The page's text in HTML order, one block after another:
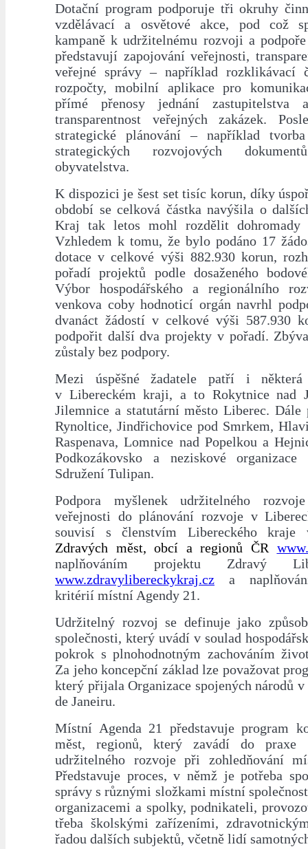
Dotační program podporuje tři okruhy
vzdělávací a osvětové akce, pod což
kampaně k udržitelnému rozvoji a
představují zapojování veřejnosti,
veřejné správy – například rozklikávací
rozpočty, mobilní aplikace pro
přímé přenosy jednání zastupitelstva
transparentnost veřejných zakázek.
strategické plánování – například
strategických rozvojových
obyvatelstva.
K dispozici je šest set tisíc korun, díky
období se celková částka navýšila o
Kraj tak letos mohl rozdělit dohromady
Vzhledem k tomu, že bylo podáno 17
dotace v celkové výši 882.930 korun,
pořadí projektů podle dosaženého
Výbor hospodářského a regionálního
venkova coby hodnoticí orgán navrhl
dvanáct žádostí v celkové výši 587.930
podpořit další dva projekty v pořadí.
zůstaly bez podpory.
Mezi úspěšné žadatele patří i některá
v Libereckém kraji, a to Rokytnice nad
Jilemnice a statutární město Liberec. Dále
Rynoltice, Jindřichovice pod Smrkem,
Raspenava, Lomnice nad Popelkou a
Podkozákovsko a neziskové
Sdružení Tulipan.
Podpora myšlenek udržitelného
veřejnosti do plánování rozvoje v
souvisí s členstvím Libereckého
Zdravých měst, obcí a regionů ČR
naplňováním projektu Zdravý
www.zdravylibereckykraj.cz a
kritérií místní Agendy 21.
Udržitelný rozvoj se definuje jako
společnosti, který uvádí v soulad
pokrok s plnohodnotným zachováním
Za jeho koncepční základ lze považovat
který přijala Organizace spojených národů
de Janeiru.
Místní Agenda 21 představuje program
měst, regionů, který zavádí do praxe
udržitelného rozvoje při zohledňování
Představuje proces, v němž je potřeba
správy s různými složkami místní
organizacemi a spolky, podnikateli,
třeba školskými zařízeními,
řadou dalších subjektů, včetně lidí